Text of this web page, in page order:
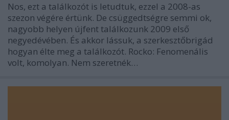
Nos, ezt a találkozót is letudtuk, ezzel a 2008-as
szezon végére értünk. De csüggedtségre semmi ok,
nagyobb helyen újfent találkozunk 2009 első
negyedévében. És akkor lássuk, a szerkesztőbrigád
hogyan élte meg a találkozót. Rocko: Fenomenális
volt, komolyan. Nem szeretnék…